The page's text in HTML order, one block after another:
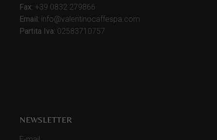
Fax: +39 0832 279866
Email: info@valentinocaffespa.com
Partita Iva: 02583710757
NEWSLETTER